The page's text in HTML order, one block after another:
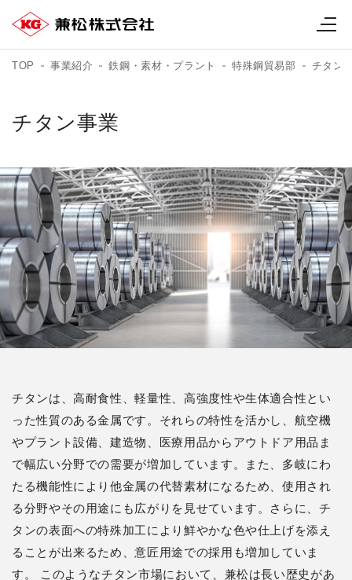
TOP 事業紹介 鉄鋼・素材・プラント 特殊鋼貿易部 チタン
チタン事業
チタンは、高耐食性、軽量性、高強度性や生体適合性とい
った性質のある金属です。それらの特性を活かし、航空機
やプラント設備、建造物、医療用品からアウトドア用品ま
で幅広い分野での需要が増加しています。また、多岐にわ
たる機能性により他金属の代替素材になるため、使用され
る分野やその用途にも広がりを見せています。さらに、チ
タンの表面への特殊加工により鮮やかな色や仕上げを添え
ることが出来るため、意匠用途での採用も増加していま
す。
このようなチタン市場において、兼松は長い歴史があ